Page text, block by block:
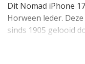
Dit Nomad iPhone
Horween leder.
sinds 1905 gelooid
te danken aan de